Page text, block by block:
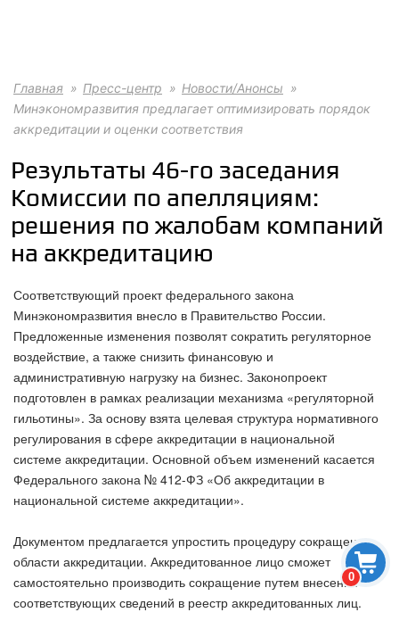
0
Главная Пресс-центр
Новости/Анонсы
Минэкономразвития предлагает оптимизировать порядок
аккредитации и оценки соответствия
Результаты 46-го заседания
Комиссии по апелляциям:
решения по жалобам компаний
на аккредитацию
Соответствующий проект федерального закона
Минэкономразвития внесло в Правительство России.
Предложенные изменения позволят сократить регуляторное
воздействие, а также снизить финансовую и
административную нагрузку на бизнес. Законопроект
подготовлен в рамках реализации механизма «регуляторной
гильотины». За основу взята целевая структура нормативного
регулирования в сфере аккредитации в национальной
системе аккредитации. Основной объем изменений касается
Федерального закона № 412-ФЗ «Об аккредитации в
национальной системе аккредитации».
Документом предлагается упростить процедуру сокращения
области аккредитации. Аккредитованное лицо сможет
самостоятельно производить сокращение путем внесения
соответствующих сведений в реестр аккредитованных лиц.